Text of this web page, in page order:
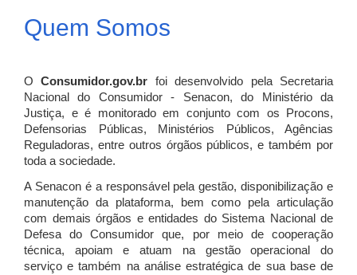
Quem Somos
OConsumidor.gov.br
foi desenvolvido pela Secretaria
Nacional do Consumidor - Senacon, do Ministério da
Justiça, e é monitorado em conjunto com os Procons,
Defensorias Públicas, Ministérios Públicos, Agências
Reguladoras, entre outros órgãos públicos, e também por
toda a sociedade.
A Senacon é a responsável pela gestão, disponibilização e
manutenção da plataforma, bem como pela articulação
com demais órgãos e entidades do Sistema Nacional de
Defesa do Consumidor que, por meio de cooperação
técnica, apoiam e atuam na gestão operacional do
serviço e também na análise estratégica de sua base de